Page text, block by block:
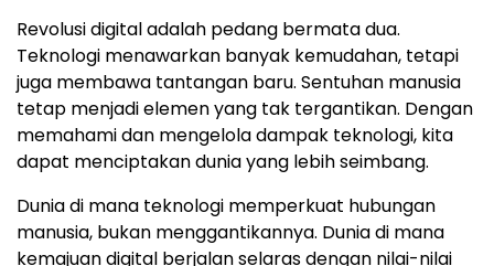
Revolusi digital adalah pedang bermata dua.
Teknologi menawarkan banyak kemudahan, tetapi
juga membawa tantangan baru. Sentuhan manusia
tetap menjadi elemen yang tak tergantikan. Dengan
memahami dan mengelola dampak teknologi, kita
dapat menciptakan dunia yang lebih seimbang.
Dunia di mana teknologi memperkuat hubungan
manusia, bukan menggantikannya. Dunia di mana
kemajuan digital berjalan selaras dengan nilai-nilai